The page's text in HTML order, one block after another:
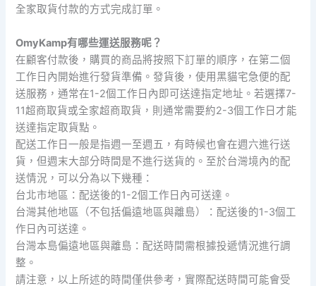
全家取貨付款的方式完成訂單。
OmyKamp有哪些運送服務呢？
在顧客付款後，購買的商品將按照下訂單的順序，在第二個
工作日內開始進行發貨準備。發貨後，使用黑貓宅急便的配
送服務，通常在1-2個工作日內即可送達指定地址。若選擇7-
11超商取貨或全家超商取貨，則通常需要約2-3個工作日才能
送達指定取貨點。
配送工作日一般是指週一至週五，有時候也會在週六進行送
貨，但週末大部分時間是不進行送貨的。至於台灣境內的配
送情況，可以分為以下幾種：
台北市地區：配送後的1-2個工作日內可送達。
台灣其他地區（不包括偏遠地區與離島）：配送後的1-3個工
作日內可送達。
台灣本島偏遠地區與離島：配送時間需根據投遞情況進行調
整。
請注意，以上所述的時間僅供參考，實際配送時間可能會受